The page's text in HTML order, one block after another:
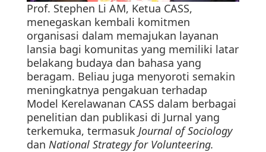
Prof. Stephen Li AM, Ketua CASS,
menegaskan kembali komitmen
organisasi dalam memajukan layanan
lansia bagi komunitas yang memiliki latar
belakang budaya dan bahasa yang
beragam. Beliau juga menyoroti semakin
meningkatnya pengakuan terhadap
Model Kerelawanan CASS dalam berbagai
penelitian dan publikasi di Jurnal yang
terkemuka, termasuk Journal of Sociology
dan National Strategy for Volunteering.